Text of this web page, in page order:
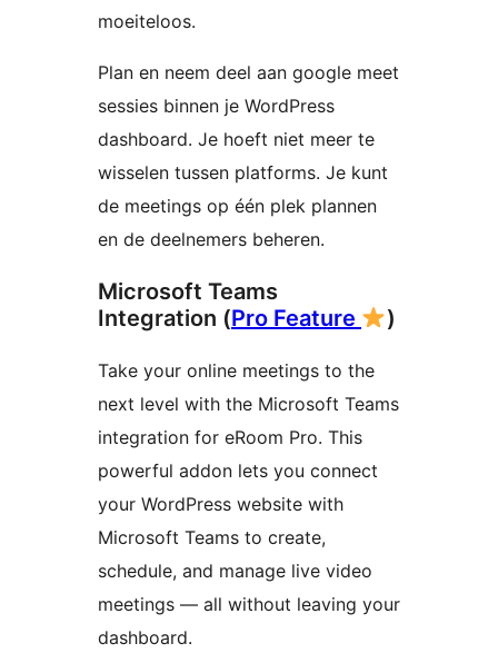
moeiteloos.
Plan en neem deel aan google meet
sessies binnen je WordPress
dashboard. Je hoeft niet meer te
wisselen tussen platforms. Je kunt
de meetings op één plek plannen
en de deelnemers beheren.
Microsoft Teams
Integration (Pro Feature )
Take your online meetings to the
next level with the Microsoft Teams
integration for eRoom Pro. This
powerful addon lets you connect
your WordPress website with
Microsoft Teams to create,
schedule, and manage live video
meetings — all without leaving your
dashboard.